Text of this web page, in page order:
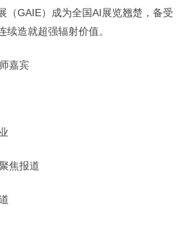
（GAIE）成为全国AI展览翘楚，备受
续造就超强辐射价值。
嘉宾
焦报道